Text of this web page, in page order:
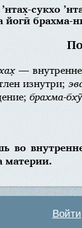
сукхо
йогӣ брахма-
— внутренне
изнутри;
брахма-
во
материи.
Войти